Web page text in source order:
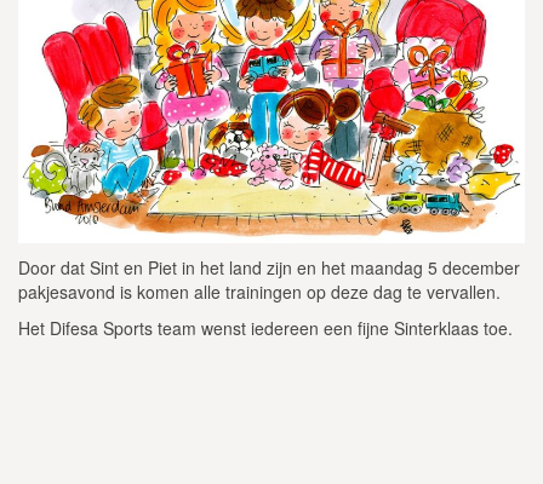
Door dat Sint en Piet in het land zijn en het maandag 5 december
pakjesavond is komen alle trainingen op deze dag te vervallen.
Het Difesa Sports team wenst iedereen een fijne Sinterklaas toe.